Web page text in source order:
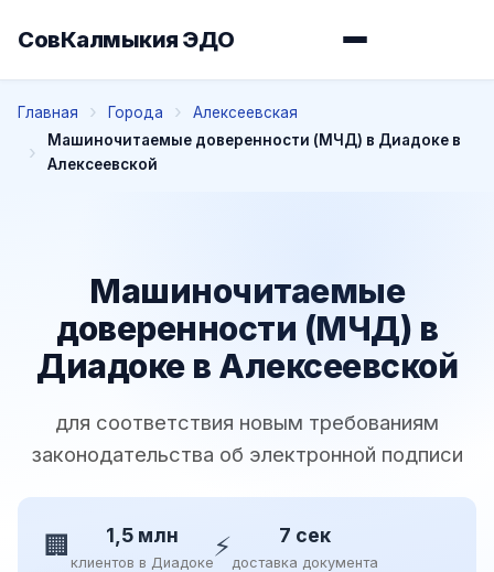
СовКалмыкия ЭДО
Главная Города
Алексеевская
Машиночитаемые доверенности (МЧД) в Диадоке в
Алексеевской
Машиночитаемые
доверенности (МЧД) в
Диадоке в Алексеевской
для соответствия новым требованиям
законодательства об электронной подписи
🏢 1,5 млн
клиентов в Диадоке⚡ 7 сек
доставка документа